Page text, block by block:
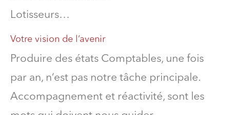
Lotisseurs…
Votre vision de l’avenir
Produire des états Comptables, une fois
par an, n’est pas notre tâche principale.
Accompagnement et réactivité, sont les